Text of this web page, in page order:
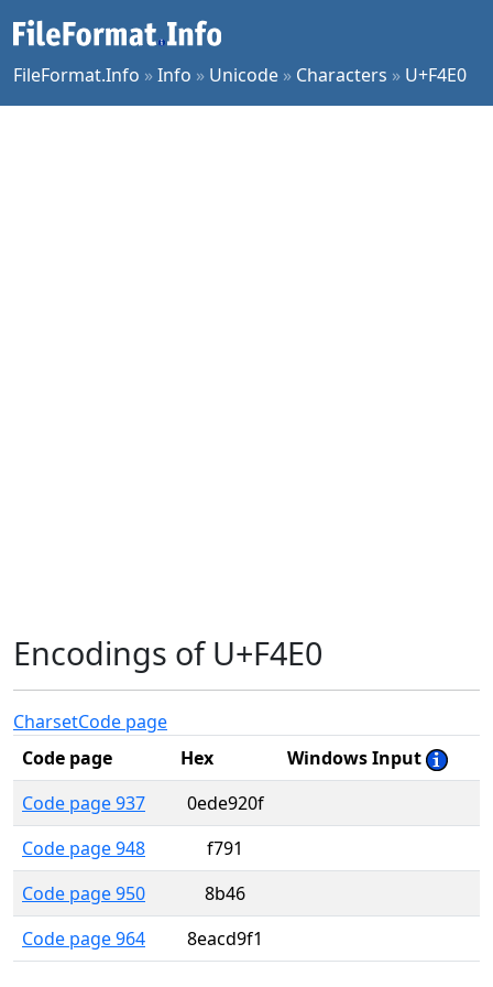
FileFormat.Info »Info » Unicode » Characters » U+F4E0
Encodings of U+F4E0
CharsetCode page
Code page
Hex
Windows Input
Code page 937
0ede920f
Code page 948
f791
Code page 950
8b46
Code page 964
8eacd9f1